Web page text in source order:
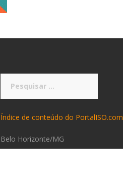
por:
Índice de conteúdo do PortalISO.com
Belo Horizonte/MG